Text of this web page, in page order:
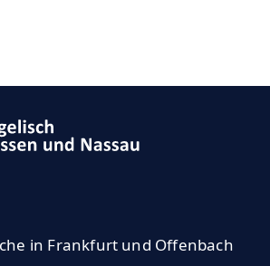
in Frankfurt und Offenbach